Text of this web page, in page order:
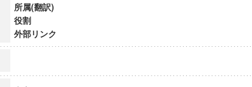
所属(翻訳)
役割
外部リンク